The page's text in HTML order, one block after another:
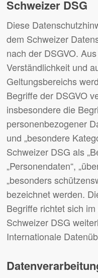
Schweizer DSG
Diese
dem Schweizer
nach der DSGVO.
Verständlichkeit und
Geltungsbereichs
Begriffe der DSGVO
insbesondere die
personenbezogener
und „besondere
Schweizer DSG als
„Personendaten“,
„besonders
bezeichnet werden.
Begriffe richtet sich
Schweizer DSG
Internationale